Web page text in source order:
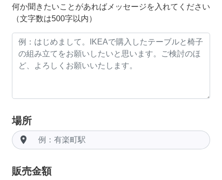
何か聞きたいことがあればメッセージを入れてください
（文字数は500字以内）
場所
room
販売金額